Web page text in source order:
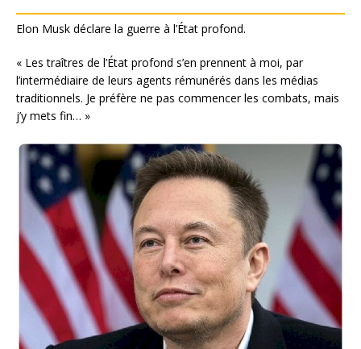
Elon Musk déclare la guerre à l’État profond.
« Les traîtres de l’État profond s’en prennent à moi, par
l’intermédiaire de leurs agents rémunérés dans les médias
traditionnels. Je préfère ne pas commencer les combats, mais
j’y mets fin… »